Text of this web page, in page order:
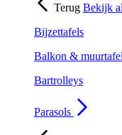
Terug Bekijk
Bijzettafels
Balkon &
Bartrolleys
Parasols